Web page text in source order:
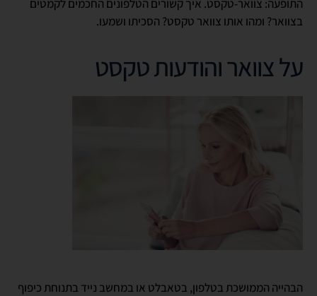
התופעה: צוואר-טקסט. איך קשורים הטלפונים החכמים לקמטים
בצוואר? ומהו אותו צוואר טקסט? הסכיתו ושמעו.
על צוואר והודעות טקסט
הבהייה הממושכת בטלפון, בטאבלט או במחשב נייד בתנוחת כיפוף